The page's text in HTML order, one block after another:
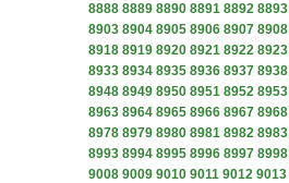
8888 8889 8890 8891 8892 8893
8903 8904 8905 8906 8907 8908
8918 8919 8920 8921 8922 8923
8933 8934 8935 8936 8937 8938
8948 8949 8950 8951 8952 8953
8963 8964 8965 8966 8967 8968
8978 8979 8980 8981 8982 8983
8993 8994 8995 8996 8997 8998
9008 9009 9010 9011 9012 9013